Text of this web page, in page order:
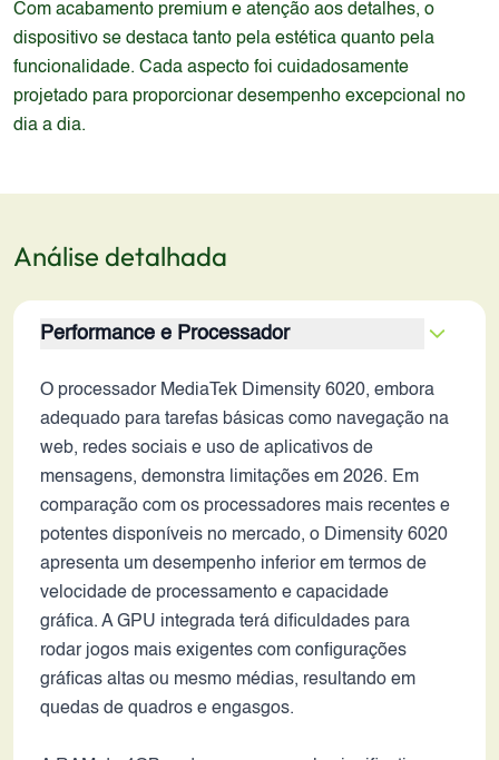
Com acabamento premium e atenção aos detalhes, o
dispositivo se destaca tanto pela estética quanto pela
funcionalidade. Cada aspecto foi cuidadosamente
projetado para proporcionar desempenho excepcional no
dia a dia.
Análise detalhada
Performance e Processador
O processador MediaTek Dimensity 6020, embora
adequado para tarefas básicas como navegação na
web, redes sociais e uso de aplicativos de
mensagens, demonstra limitações em 2026. Em
comparação com os processadores mais recentes e
potentes disponíveis no mercado, o Dimensity 6020
apresenta um desempenho inferior em termos de
velocidade de processamento e capacidade
gráfica. A GPU integrada terá dificuldades para
rodar jogos mais exigentes com configurações
gráficas altas ou mesmo médias, resultando em
quedas de quadros e engasgos.